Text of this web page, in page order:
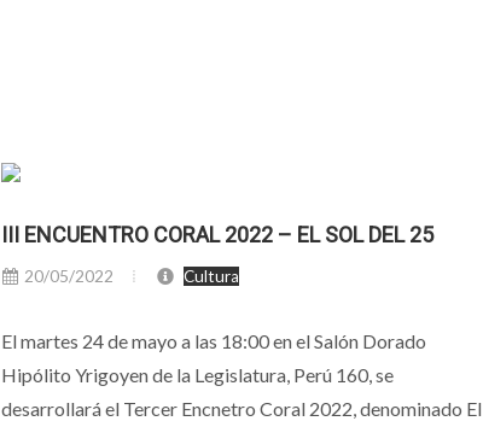
III ENCUENTRO CORAL 2022 – EL SOL DEL 25
20/05/2022 Cultura
El martes 24 de mayo a las 18:00 en el Salón Dorado
Hipólito Yrigoyen de la Legislatura, Perú 160, se
desarrollará el Tercer Encnetro Coral 2022, denominado El